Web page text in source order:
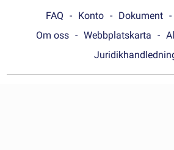
FAQ Konto Dokument
Om oss
Webbplatskarta